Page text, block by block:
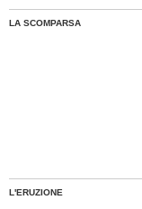
LA SCOMPARSA
L'ERUZIONE